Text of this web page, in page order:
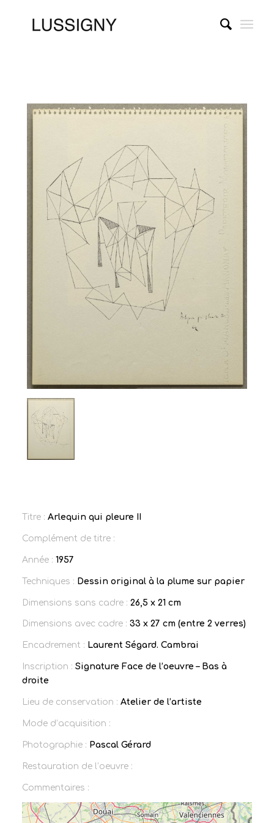
Titre : Arlequin qui pleure II
Complément de titre :
Année : 1957
Techniques : Dessin original à la plume sur papier
Dimensions sans cadre : 26,5 x 21 cm
Dimensions avec cadre : 33 x 27 cm (entre 2 verres)
Encadrement : Laurent Ségard. Cambrai
Inscription : Signature Face de l’oeuvre – Bas à
droite
Lieu de conservation : Atelier de l’artiste
Mode d’acquisition :
Photographie : Pascal Gérard
Restauration de l’oeuvre :
Commentaires :